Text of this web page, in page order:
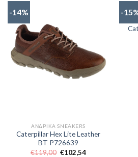
-14%
ΑΝΔΡΙΚΆ SNEAKERS
Caterpillar Hex Lite Leather
BT P726639
€119,00 Original
€102,54Η
-